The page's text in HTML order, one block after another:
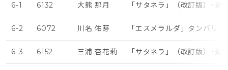
6-1 6132 大熊 那月 「サタネラ」（改訂版）･遅
6-2 6072 川名 佑芽 「エスメラルダ」タンバリ
6-3 6152 三浦 杏花莉 「サタネラ」（改訂版）･遅